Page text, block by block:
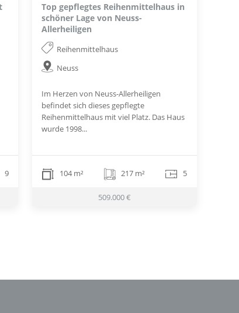
9
Top gepflegtes Reihenmittelhaus in
schöner Lage von Neuss-
Allerheiligen
Reihenmittelhaus
Neuss
Im Herzen von Neuss-Allerheiligen
befindet sich dieses gepflegte
Reihenmittelhaus mit viel Platz. Das Haus
wurde 1998...
104 m² 217 m² 5
509.000 €